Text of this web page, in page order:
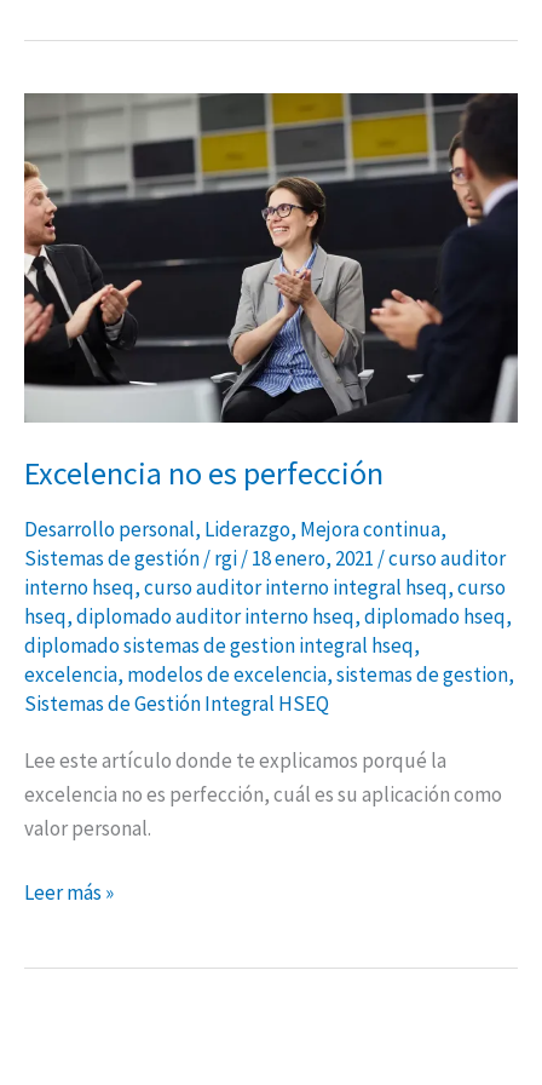
Excelencia no es perfección
Desarrollo personal, Liderazgo, Mejora continua,
Sistemas de gestión/rgi/18 enero, 2021/curso auditor
interno hseq,curso auditor interno integral hseq,curso
hseq,diplomado auditor interno hseq,diplomado hseq,
diplomado sistemas de gestion integral hseq,
excelencia, modelos de excelencia,sistemas de gestion,
Sistemas de Gestión Integral HSEQ
Lee este artículo donde te explicamos porqué la
excelencia no es perfección, cuál es su aplicación como
valor personal.
Excelencia
no
es
perfección
Leer más »